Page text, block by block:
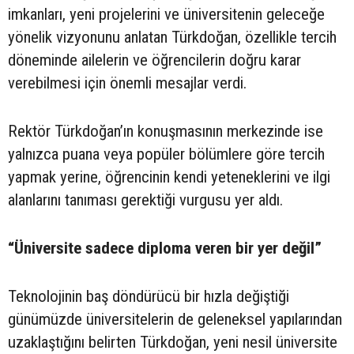
imkanları, yeni projelerini ve üniversitenin geleceğe
yönelik vizyonunu anlatan Türkdoğan, özellikle tercih
döneminde ailelerin ve öğrencilerin doğru karar
verebilmesi için önemli mesajlar verdi.
Rektör Türkdoğan’ın konuşmasının merkezinde ise
yalnızca puana veya popüler bölümlere göre tercih
yapmak yerine, öğrencinin kendi yeteneklerini ve ilgi
alanlarını tanıması gerektiği vurgusu yer aldı.
“Üniversite sadece diploma veren bir yer değil”
Teknolojinin baş döndürücü bir hızla değiştiği
günümüzde üniversitelerin de geleneksel yapılarından
uzaklaştığını belirten Türkdoğan, yeni nesil üniversite